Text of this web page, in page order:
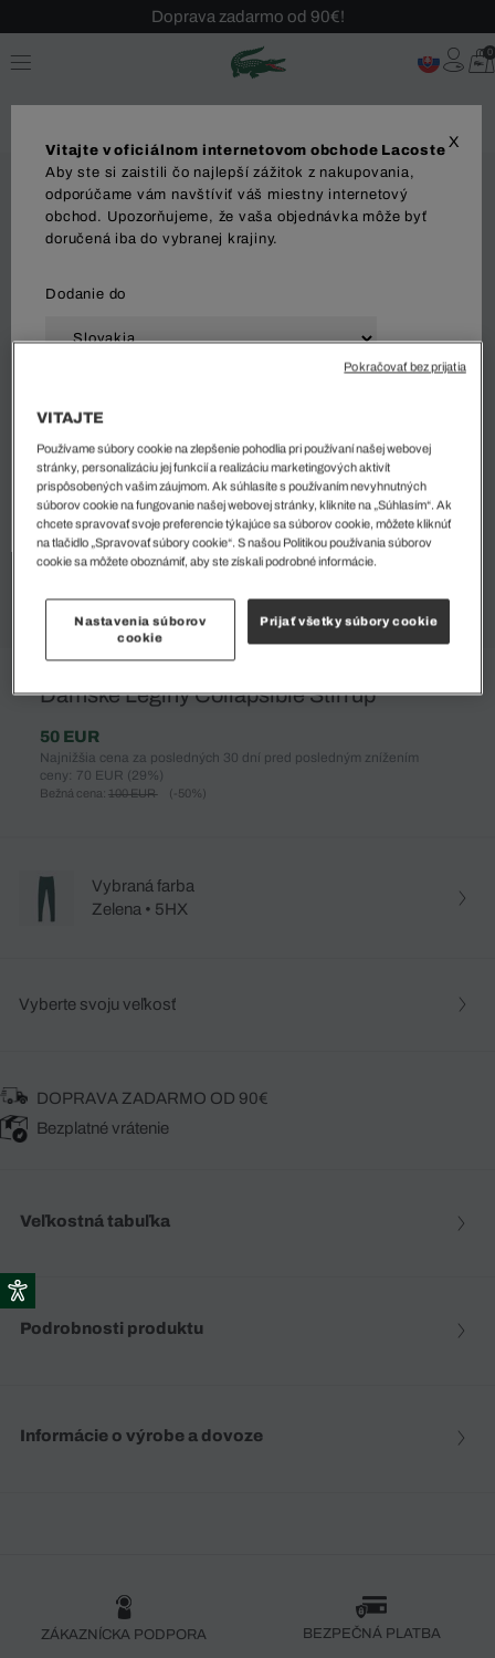
Doprava zadarmo od 90€!
Sezónny výpredaj až -40 %!
Bezplatné vrátenie!
0
%
Dámske Legíny Collapsible Stirrup
50 EUR
Najnižšia cena za posledných 30 dní pred posledným znížením
ceny: 70 EUR (29%)
Bežná cena: 100 EUR (-50%)
Vybraná farba
Zelena • 5HX
Vyberte svoju veľkosť
DOPRAVA ZADARMO OD 90€
Bezplatné vrátenie
Veľkostná tabuľka
Podrobnosti produktu
Informácie o výrobe a dovoze
ZÁKAZNÍCKA PODPORA BEZPEČNÁ PLATBA
X
Vitajte v oficiálnom internetovom obchode Lacoste
Aby ste si zaistili čo najlepší zážitok z nakupovania,
odporúčame vám navštíviť váš miestny internetový
obchod. Upozorňujeme, že vaša objednávka môže byť
doručená iba do vybranej krajiny.
Dodanie do
ZAČAŤ NAKUPOVAŤ
VITAJTE
Používame súbory cookie na zlepšenie pohodlia pri používaní našej webovej
stránky, personalizáciu jej funkcií a realizáciu marketingových aktivít
prispôsobených vašim záujmom. Ak súhlasíte s používaním nevyhnutných
súborov cookie na fungovanie našej webovej stránky, kliknite na „Súhlasím“. Ak
chcete spravovať svoje preferencie týkajúce sa súborov cookie, môžete kliknúť
na tlačidlo „Spravovať súbory cookie“. S našou Politikou používania súborov
cookie sa môžete oboznámiť, aby ste získali podrobné informácie.
Nastavenia súborov
cookie
Prijať všetky súbory cookie
Pokračovať bez prijatia